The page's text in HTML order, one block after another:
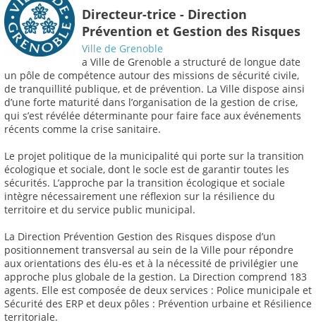
Directeur-trice - Direction
Prévention et Gestion des Risques
Ville de Grenoble
a Ville de Grenoble a structuré de longue date
un pôle de compétence autour des missions de sécurité civile,
de tranquillité publique, et de prévention. La Ville dispose ainsi
d’une forte maturité dans l’organisation de la gestion de crise,
qui s’est révélée déterminante pour faire face aux événements
récents comme la crise sanitaire.
Le projet politique de la municipalité qui porte sur la transition
écologique et sociale, dont le socle est de garantir toutes les
sécurités. L’approche par la transition écologique et sociale
intègre nécessairement une réflexion sur la résilience du
territoire et du service public municipal.
La Direction Prévention Gestion des Risques dispose d’un
positionnement transversal au sein de la Ville pour répondre
aux orientations des élu-es et à la nécessité de privilégier une
approche plus globale de la gestion. La Direction comprend 183
agents. Elle est composée de deux services : Police municipale et
Sécurité des ERP et deux pôles : Prévention urbaine et Résilience
territoriale.